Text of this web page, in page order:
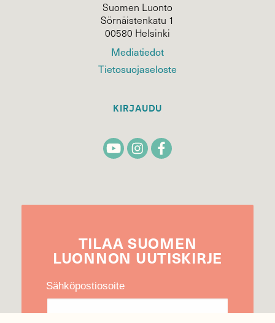
Suomen Luonto
Sörnäistenkatu 1
00580 Helsinki
Mediatiedot
Tietosuojaseloste
KIRJAUDU
TILAA SUOMEN
LUONNON UUTIS­KIRJE
Sähköpostiosoite